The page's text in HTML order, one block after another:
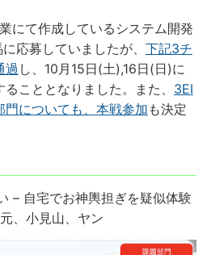
にて作成しているシステム開発
応募していましたが、 下記3チ
過 し、10月15日(土),16日(日)に
こととなりました。また、 3EI
についても、本戦参加 も決定
– 自宅でお神輿担ぎを疑似体験
、小見山、ヤン